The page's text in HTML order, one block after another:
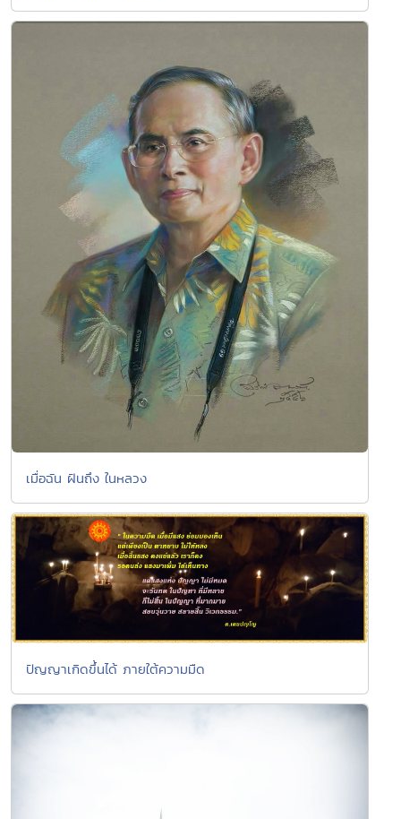
เมื่อฉัน ฝันถึง ในหลวง
ปัญญาเกิดขึ้นได้ ภายใต้ความมืด